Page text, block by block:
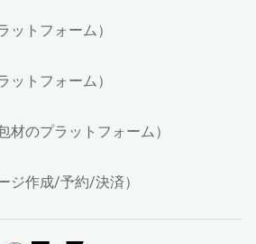
ットフォーム）
ットフォーム）
材のプラットフォーム）
ジ作成/予約/決済）